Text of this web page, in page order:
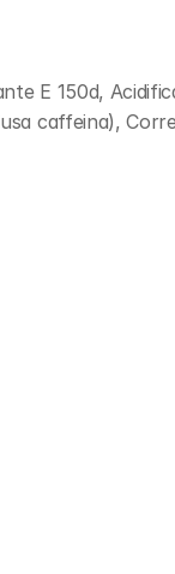
E 150d,
caffeina),